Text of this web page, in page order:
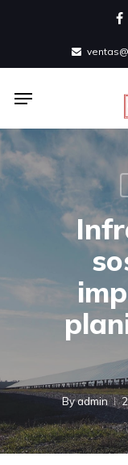
main
content
Menu
Byadmin